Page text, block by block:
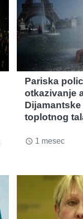
Pariska
otkazivanje
toplotnog
access_time 1 mesec